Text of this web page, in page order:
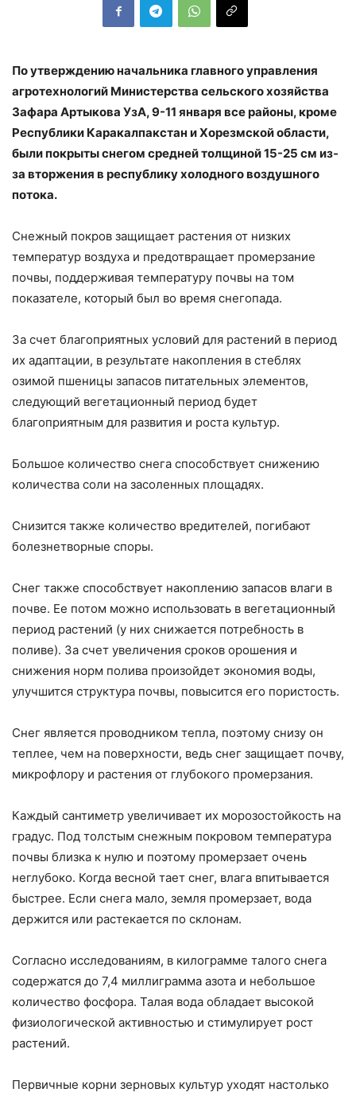
По утверждению начальника главного управления
агротехнологий Министерства сельского хозяйства
Зафара Артыкова УзА,9-11 января все районы, кроме
Республики Каракалпакстан и Хорезмской области,
были покрыты снегом средней толщиной 15-25 см из-
за вторжения в республику холодного воздушного
потока.
Снежный покров защищает растения от низких
температур воздуха и предотвращает промерзание
почвы, поддерживая температуру почвы на том
показателе, который был во время снегопада.
За счет благоприятных условий для растений в период
их адаптации, в результате накопления в стеблях
озимой пшеницы запасов питательных элементов,
следующий вегетационный период будет
благоприятным для развития и роста культур.
Большое количество снега способствует снижению
количества соли на засоленных площадях.
Снизится также количество вредителей, погибают
болезнетворные споры.
Снег также способствует накоплению запасов влаги в
почве. Ее потом можно использовать в вегетационный
период растений (у них снижается потребность в
поливе). За счет увеличения сроков орошения и
снижения норм полива произойдет экономия воды,
улучшится структура почвы, повысится его пористость.
Снег является проводником тепла, поэтому снизу он
теплее, чем на поверхности, ведь снег защищает почву,
микрофлору и растения от глубокого промерзания.
Каждый сантиметр увеличивает их морозостойкость на
градус. Под толстым снежным покровом температура
почвы близка к нулю и поэтому промерзает очень
неглубоко. Когда весной тает снег, влага впитывается
быстрее. Если снега мало, земля промерзает, вода
держится или растекается по склонам.
Согласно исследованиям, в килограмме талого снега
содержатся до 7,4 миллиграмма азота и небольшое
количество фосфора. Талая вода обладает высокой
физиологической активностью и стимулирует рост
растений.
Первичные корни зерновых культур уходят настолько